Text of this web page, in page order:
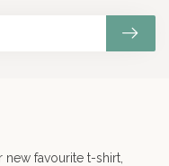
new favourite t-shirt,